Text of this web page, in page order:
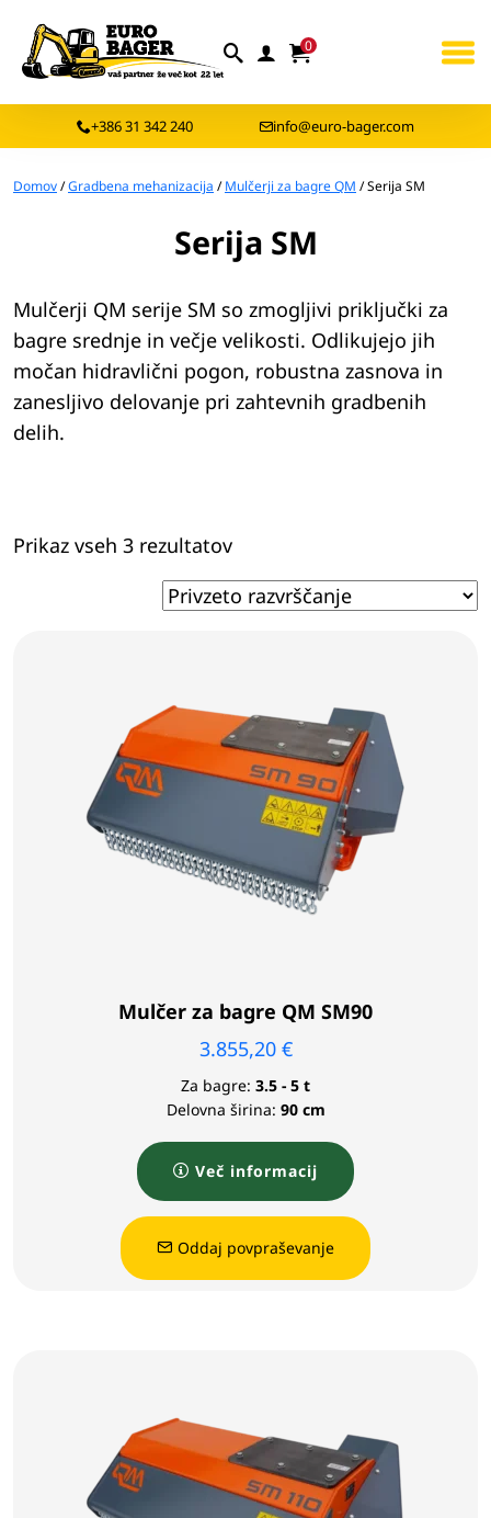
0
+386 31 342 240 info@euro-bager.com
Domov/Gradbena mehanizacija /Mulčerji za bagre QM / Serija SM
Serija SM
Mulčerji QM serije SM so zmogljivi priključki za
bagre srednje in večje velikosti. Odlikujejo jih
močan hidravlični pogon, robustna zasnova in
zanesljivo delovanje pri zahtevnih gradbenih
delih.
Prikaz vseh 3 rezultatov
Mulčer za bagre QM SM90
3.855,20 €
Za bagre: 3.5 - 5 t
Delovna širina: 90 cm
Več informacij
Oddaj povpraševanje